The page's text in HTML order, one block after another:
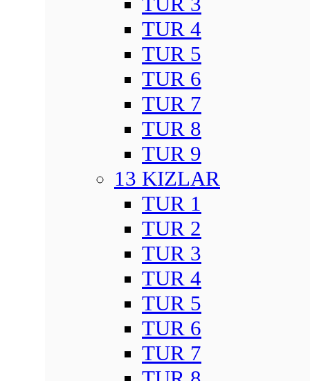
TUR 4
TUR 5
TUR 6
TUR 7
TUR 8
TUR 9
13 KIZLAR
TUR 1
TUR 2
TUR 3
TUR 4
TUR 5
TUR 6
TUR 7